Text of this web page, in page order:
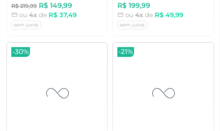
R$ 219,99 R$ 149,99
ou 4x de R$ 37,49
sem juros
R$ 199,99
ou 4x de R$ 49,99
sem juros
-30% -21%